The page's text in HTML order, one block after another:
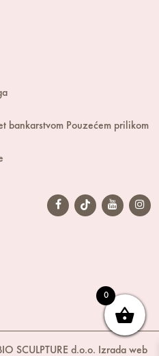
bankarstvom Pouzećem prilikom
SCULPTURE d.o.o. Izrada web
0